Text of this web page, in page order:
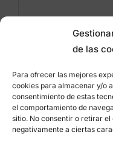
de las
Para ofrecer las mejores
cookies para almacenar y/o
consentimiento de estas
el comportamiento de
sitio. No consentir o retirar
negativamente a ciertas
46960 ALDAIA
Valencia – España
+34 96
Grup Fábregas